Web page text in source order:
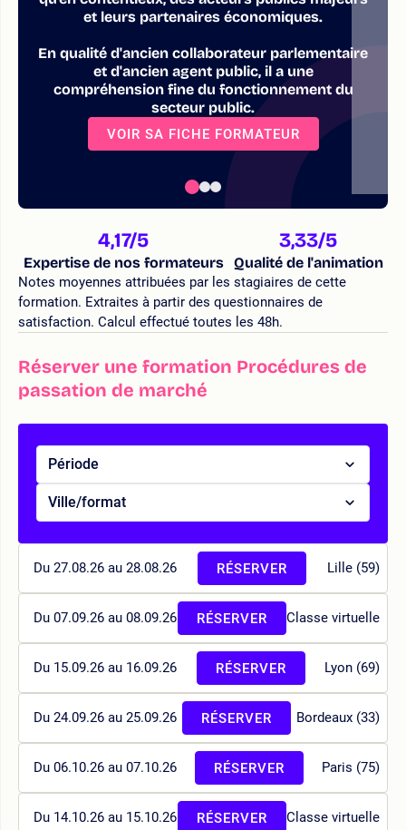
et leurs partenaires économiques.
En qualité d'ancien collaborateur parlementaire
et d'ancien agent public, il a une
compréhension fine du fonctionnement du
secteur public.
VOIR SA FICHE FORMATEUR
4,17/5
Expertise de nos formateurs
3,33/5
Qualité de l'animation
Notes moyennes attribuées par les stagiaires de cette
formation. Extraites à partir des questionnaires de
satisfaction. Calcul effectué toutes les 48h.
Réserver une formation Procédures de
passation de marché
Période
Ville/format
Du 27.08.26 au 28.08.26 Lille (59)
RÉSERVER
Du 07.09.26 au 08.09.26 Classe virtuelle
RÉSERVER
Du 15.09.26 au 16.09.26 Lyon (69)
RÉSERVER
Du 24.09.26 au 25.09.26 Bordeaux (33)
RÉSERVER
Du 06.10.26 au 07.10.26 Paris (75)
RÉSERVER
Du 14.10.26 au 15.10.26 Classe virtuelle
RÉSERVER